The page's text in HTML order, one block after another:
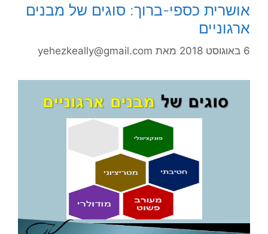
אושרית כספי-ברוך: סוגים של מבנים
ארגוניים
6 באוגוסט 2018 מאת yehezkeally@gmail.com